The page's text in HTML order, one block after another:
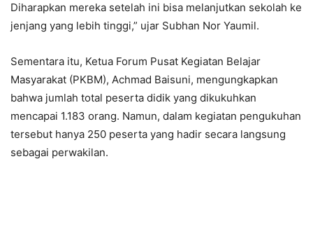
Diharapkan mereka setelah ini bisa melanjutkan sekolah ke
jenjang yang lebih tinggi,” ujar Subhan Nor Yaumil.
Sementara itu, Ketua Forum Pusat Kegiatan Belajar
Masyarakat (PKBM), Achmad Baisuni, mengungkapkan
bahwa jumlah total peserta didik yang dikukuhkan
mencapai 1.183 orang. Namun, dalam kegiatan pengukuhan
tersebut hanya 250 peserta yang hadir secara langsung
sebagai perwakilan.